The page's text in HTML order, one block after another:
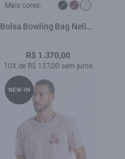
Mais cores:
Bolsa Bowling Bag Nelina
R$ 1.370,00
10X de R$ 137,00 sem juros
NEW-IN